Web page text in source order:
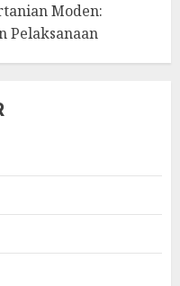
Moden:
Pelaksanaan